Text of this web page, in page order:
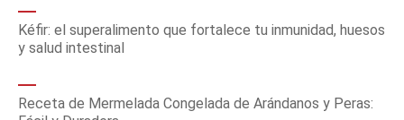
Kéfir: el superalimento que fortalece tu inmunidad, huesos
y salud intestinal
Receta de Mermelada Congelada de Arándanos y Peras: